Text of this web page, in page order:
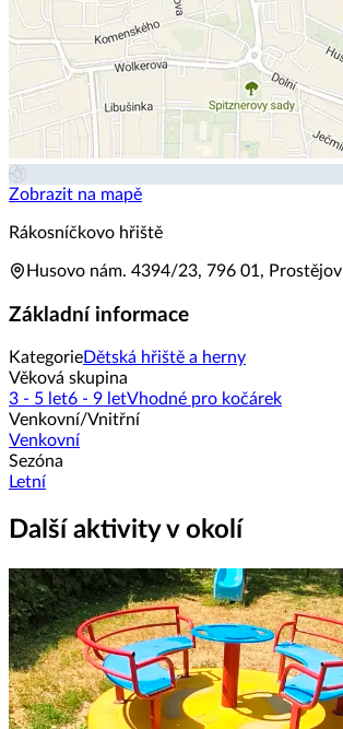
Zobrazit na mapě
Rákosníčkovo hřiště
Husovo nám. 4394/23, 796 01, Prostějov
Základní informace
KategorieDětská hřiště a herny
Věková skupina
3 - 5 let6 - 9 letVhodné pro kočárek
Venkovní/Vnitřní
Venkovní
Sezóna
Letní
Další aktivity v okolí